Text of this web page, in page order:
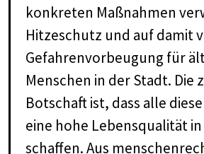
konkreten Maßnahmen
Hitzeschutz und auf damit
Gefahrenvorbeugung für
Menschen in der Stadt. Die
Botschaft ist, dass alle
eine hohe Lebensqualität
schaffen. Aus